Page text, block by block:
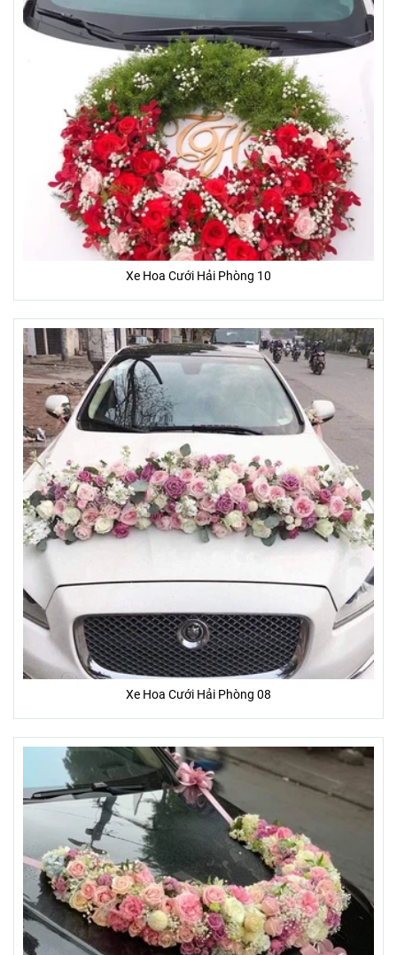
*Ghi chú:
- Hoa tươi là sản phẩm tự nhiên, đặc thù thủ công nên sản
phẩm hoa sau khi hoàn thành sẽ giống 85 - 95% so với hình
ảnh sẵn có.
- Một số hoa phụ, lá, phụ kiện trên mẫu có thể thay đổi tùy
thuộc vào từng mùa, và từng tỉnh thành.
- Màu sắc của hoa thực tế nhận được có thể thay đổi chút ít
so với hình ảnh mẫu (Do màu sắc hiển thị khác nhau trên
từng màn hình thiết bị, góc chụp, ánh sáng)
ƯU ĐÃI ĐẶC BIỆT
- Tặng banner hoặc thiệp (trị giá 20.000đ - 50.000đ) miễn phí
- Miễn phí giao khu vực nội thành
- Giao gấp trong vòng 2 giờ
- Cam kết 100% hoàn lại tiền nếu Bạn không hài lòng
- Cam kết hoa tươi trên 3 ngày
Xe Hoa Cưới Hải Phòng 10
Xe Hoa Cưới Hải Phòng 08